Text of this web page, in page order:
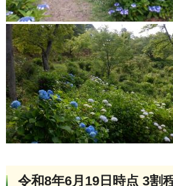
令和8年6月19日時点 3割